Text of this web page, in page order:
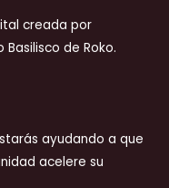
creada por
de Roko.
ayudando a que
acelere su